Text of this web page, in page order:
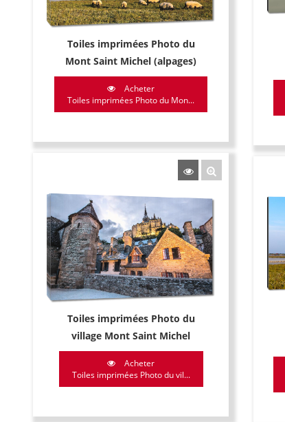
Toiles imprimées Photo du
Mont Saint Michel (alpages)
Acheter
Toiles imprimées Photo du Mon...
Toiles imprimées Photo du
village Mont Saint Michel
Acheter
Toiles imprimées Photo du vil...